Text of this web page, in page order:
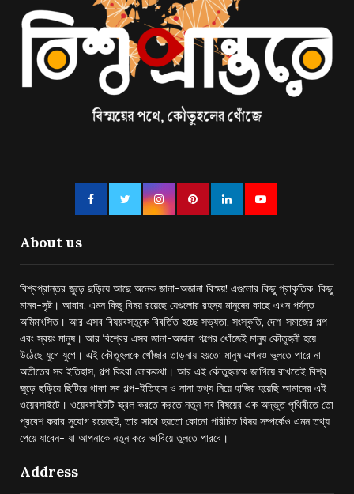
About us
বিশ্বপ্রান্তর জুড়ে ছড়িয়ে আছে অনেক জানা-অজানা বিস্ময়! এগুলোর কিছু প্রাকৃতিক, কিছু
মানব-সৃষ্ট। আবার, এমন কিছু বিষয় রয়েছে যেগুলোর রহস্য মানুষের কাছে এখন পর্যন্ত
অমিমাংসিত। আর এসব বিষয়বস্তুকে বিবর্তিত হচ্ছে সভ্যতা, সংস্কৃতি, দেশ-সমাজের গল্প
এবং স্বয়ং মানুষ। আর বিশ্বের এসব জানা-অজানা গল্পের খোঁজেই মানুষ কৌতূহলী হয়ে
উঠেছে যুগে যুগে। এই কৌতূহলকে খোঁজার তাড়নায় হয়তো মানুষ এখনও ভুলতে পারে না
অতীতের সব ইতিহাস, গল্প কিংবা লোককথা। আর এই কৌতুহলকে জাগিয়ে রাখতেই বিশ্ব
জুড়ে ছড়িয়ে ছিটিয়ে থাকা সব গল্প-ইতিহাস ও নানা তথ্য নিয়ে হাজির হয়েছি আমাদের এই
ওয়েবসাইটে। ওয়েবসাইটটি স্ক্রল করতে করতে নতুন সব বিষয়ের এক অদ্ভুত পৃথিবীতে তো
প্রবেশ করার সুযোগ রয়েছেই, তার সাথে হয়তো কোনো পরিচিত বিষয় সম্পর্কেও এমন তথ্য
পেয়ে যাবেন- যা আপনাকে নতুন করে ভাবিয়ে তুলতে পারবে।
Address